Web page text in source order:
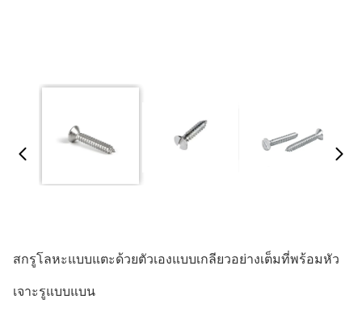
สกรูโลหะแบบแตะด้วยตัวเองแบบเกลียวอย่างเต็มที่พร้อมหัว
เจาะรูแบบแบน